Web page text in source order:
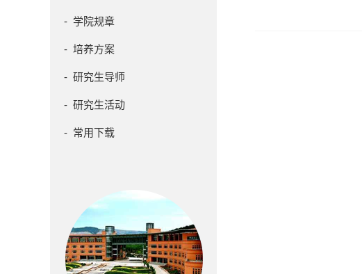
- 学院规章
- 培养方案
- 研究生导师
- 研究生活动
- 常用下载